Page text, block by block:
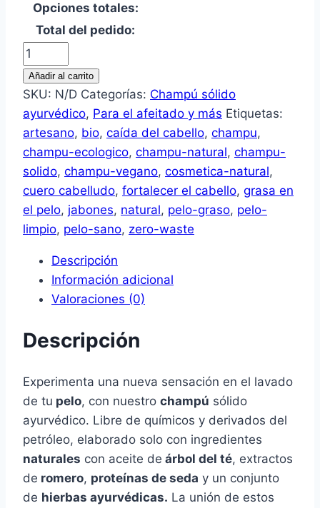
Opciones totales:
Total del pedido:
Champú
sólido
ayurvédico
pelo
graso
cantidad
Añadir al carrito
SKU: N/D Categorías: Champú sólido
ayurvédico, Para el afeitado y más Etiquetas:
artesano, bio, caída del cabello, champu,
champu-ecologico, champu-natural, champu-
solido, champu-vegano, cosmetica-natural,
cuero cabelludo, fortalecer el cabello, grasa en
el pelo, jabones, natural, pelo-graso, pelo-
limpio, pelo-sano, zero-waste
Descripción
Información adicional
Valoraciones (0)
Descripción
Experimenta una nueva sensación en el lavado
de tu pelo, con nuestro champú sólido
ayurvédico. Libre de químicos y derivados del
petróleo, elaborado solo con ingredientes
naturales con aceite de árbol del té, extractos
de romero, proteínas de seda y un conjunto
de hierbas ayurvédicas. La unión de estos